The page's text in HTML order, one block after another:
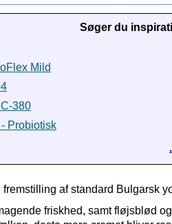
Søger du
Mild
380
Probiotisk
af standard Bulgarsk
friskhed, samt fløjsblød